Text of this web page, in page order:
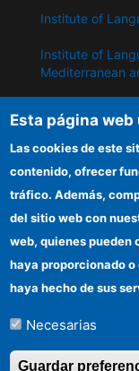
Institute of
Institute of
Mediterranean
Institute of
IPP
CSIC Electronic
Information for
Funding entities
Location
Esta página web
Las cookies de este
contenido, ofrecer
tráfico. Además,
del sitio web con
web, quienes pueden
haya proporcionado
haya hecho de sus
Necesarias
Guardar